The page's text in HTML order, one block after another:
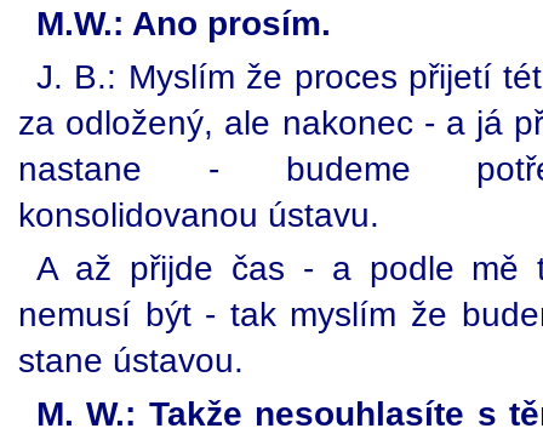
M.W.: Ano prosím.
J. B.: Myslím že proces přijetí
za odložený, ale nakonec - a já
nastane - budeme
konsolidovanou ústavu.
A až přijde čas - a podle mě
nemusí být - tak myslím že
stane ústavou.
M. W.: Takže nesouhlasíte s